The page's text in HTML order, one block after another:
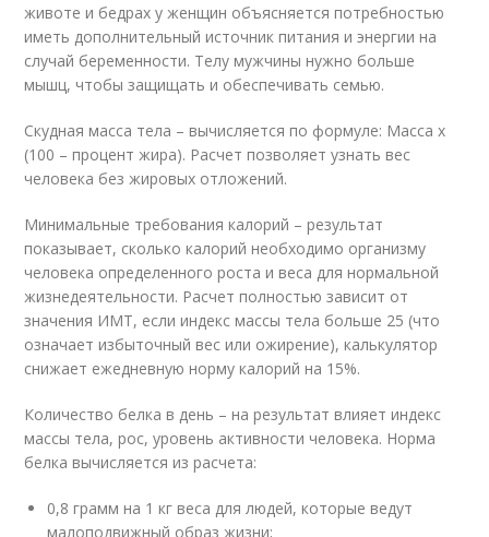
животе и бедрах у женщин объясняется потребностью
иметь дополнительный источник питания и энергии на
случай беременности. Телу мужчины нужно больше
мышц, чтобы защищать и обеспечивать семью.
Скудная масса тела – вычисляется по формуле: Масса х
(100 – процент жира). Расчет позволяет узнать вес
человека без жировых отложений.
Минимальные требования калорий – результат
показывает, сколько калорий необходимо организму
человека определенного роста и веса для нормальной
жизнедеятельности. Расчет полностью зависит от
значения ИМТ, если индекс массы тела больше 25 (что
означает избыточный вес или ожирение), калькулятор
снижает ежедневную норму калорий на 15%.
Количество белка в день – на результат влияет индекс
массы тела, рос, уровень активности человека. Норма
белка вычисляется из расчета:
0,8 грамм на 1 кг веса для людей, которые ведут
малоподвижный образ жизни;